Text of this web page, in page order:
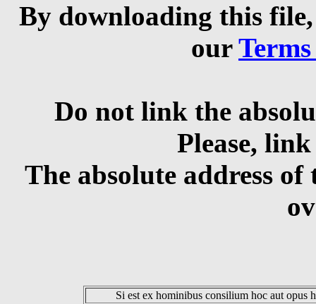
By downloading this
our
Do not link the
Please,
The absolute address
Si est ex hominibus consilium hoc aut opus